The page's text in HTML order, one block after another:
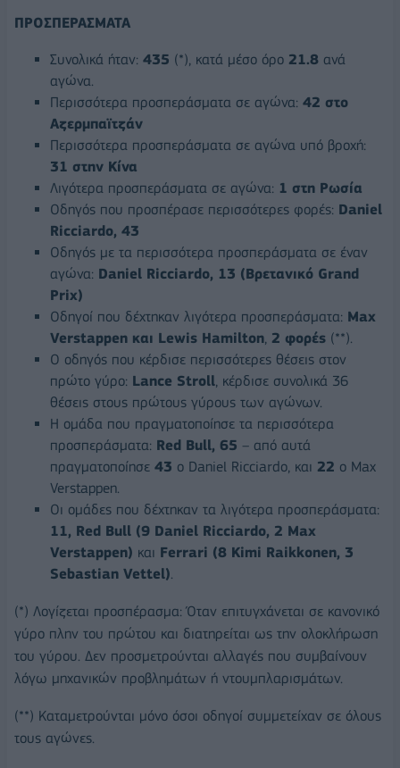
ΠΡΟΣΠΕΡΑΣΜΑΤΑ
Συνολικά ήταν: 435 (*), κατά μέσο όρο 21.8 ανά
αγώνα.
Περισσότερα προσπεράσματα σε αγώνα: 42 στο
Αζερμπαϊτζάν
Περισσότερα προσπεράσματα σε αγώνα υπό βροχή:
31 στην Κίνα
Λιγότερα προσπεράσματα σε αγώνα: 1 στη Ρωσία
Οδηγός που προσπέρασε περισσότερες φορές: Daniel
Ricciardo, 43
Οδηγός με τα περισσότερα προσπεράσματα σε έναν
αγώνα: Daniel Ricciardo, 13 (Bρετανικό Grand
Prix)
Οδηγοί που δέχτηκαν λιγότερα προσπεράσματα: Max
Verstappen και Lewis Hamilton, 2 φορές (**).
Ο οδηγός που κέρδισε περισσότερες θέσεις στον
πρώτο γύρο: Lance Stroll, κέρδισε συνολικά 36
θέσεις στους πρώτους γύρους των αγώνων.
Η ομάδα που πραγματοποίησε τα περισσότερα
προσπεράσματα: Red Bull, 65 – από αυτά
πραγματοποίησε 43 ο Daniel Ricciardo, και 22 ο Max
Verstappen.
Οι ομάδες που δέχτηκαν τα λιγότερα προσπεράσματα:
11, Red Bull (9 Daniel Ricciardo, 2 Max
Verstappen) και Ferrari (8 Kimi Raikkonen, 3
Sebastian Vettel).
(*) Λογίζεται προσπέρασμα: Όταν επιτυγχάνεται σε κανονικό
γύρο πλην του πρώτου και διατηρείται ως την ολοκλήρωση
του γύρου. Δεν προσμετρούνται αλλαγές που συμβαίνουν
λόγω μηχανικών προβλημάτων ή ντουμπλαρισμάτων.
(**) Καταμετρούνται μόνο όσοι οδηγοί συμμετείχαν σε όλους
τους αγώνες.